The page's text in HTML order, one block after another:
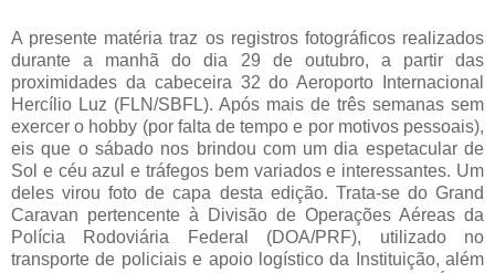
A presente matéria traz os registros fotográficos realizados
durante a manhã do dia 29 de outubro, a partir das
proximidades da cabeceira 32 do Aeroporto Internacional
Hercílio Luz (FLN/SBFL). Após mais de três semanas sem
exercer o hobby (por falta de tempo e por motivos pessoais),
eis que o sábado nos brindou com um dia espetacular de
Sol e céu azul e tráfegos bem variados e interessantes. Um
deles virou foto de capa desta edição. Trata-se do Grand
Caravan pertencente à Divisão de Operações Aéreas da
Polícia Rodoviária Federal (DOA/PRF), utilizado no
transporte de policiais e apoio logístico da Instituição, além